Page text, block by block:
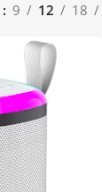
9 12 18